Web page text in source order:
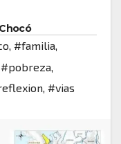
, #familia,
#pobreza,
, #vias